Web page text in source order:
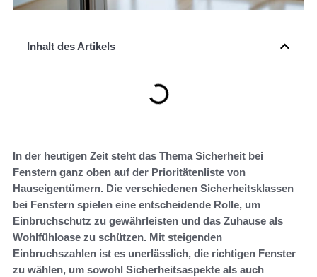
Inhalt des Artikels
In der heutigen Zeit steht das Thema Sicherheit bei
Fenstern ganz oben auf der Prioritätenliste von
Hauseigentümern. Die verschiedenen Sicherheitsklassen
bei Fenstern spielen eine entscheidende Rolle, um
Einbruchschutz zu gewährleisten und das Zuhause als
Wohlfühloase zu schützen. Mit steigenden
Einbruchszahlen ist es unerlässlich, die richtigen Fenster
zu wählen, um sowohl Sicherheitsaspekte als auch